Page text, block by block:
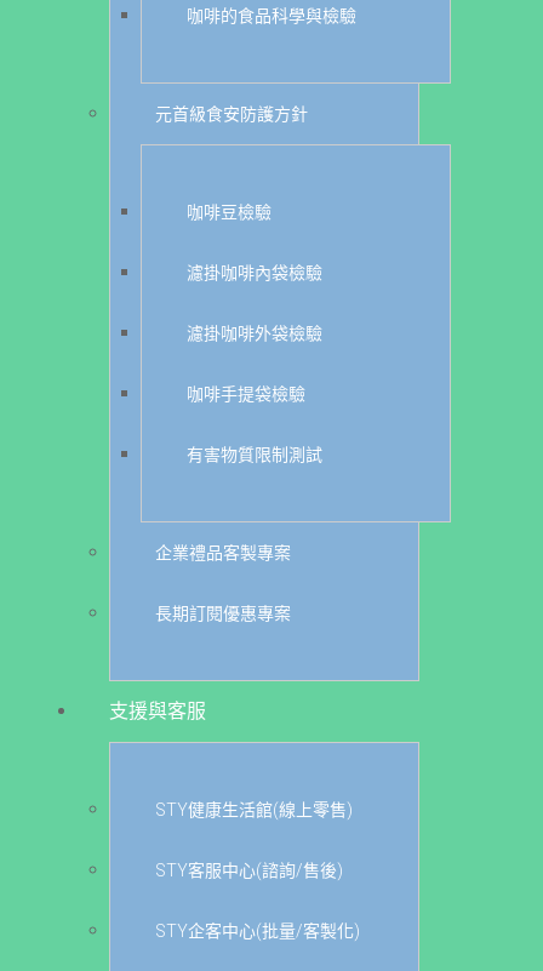
咖啡的食品科學與檢驗
元首級食安防護方針
咖啡豆檢驗
濾掛咖啡內袋檢驗
濾掛咖啡外袋檢驗
咖啡手提袋檢驗
有害物質限制測試
企業禮品客製專案
長期訂閱優惠專案
支援與客服
STY健康生活館(線上零售)
STY客服中心(諮詢/售後)
STY企客中心(批量/客製化)